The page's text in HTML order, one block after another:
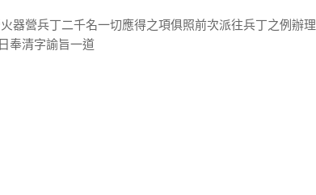
器營兵丁二千名一切應得之項俱照前次派往兵丁之例辦理
奉清字諭旨一道